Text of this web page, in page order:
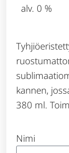
alv. 0 %
kannen,
380 ml.
Nimi